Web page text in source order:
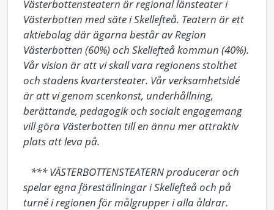
Västerbottensteatern är regional länsteater i
Västerbotten med säte i Skellefteå. Teatern är ett
aktiebolag där ägarna består av Region
Västerbotten (60%) och Skellefteå kommun (40%).
Vår vision är att vi skall vara regionens stolthet
och stadens kvartersteater. Vår verksamhetsidé
är att vi genom scenkonst, underhållning,
berättande, pedagogik och socialt engagemang
vill göra Västerbotten till en ännu mer attraktiv
plats att leva på.
spelar egna föreställningar i Skellefteå och på
turné i regionen för målgrupper i alla åldrar.